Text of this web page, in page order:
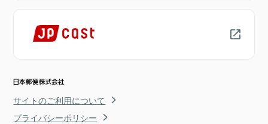
サイトのご利用について
プライバシーポリシー